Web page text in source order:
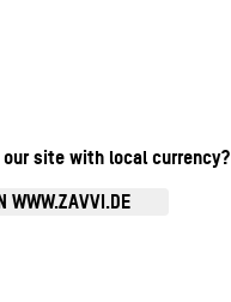
site with local currency?
WWW.ZAVVI.DE